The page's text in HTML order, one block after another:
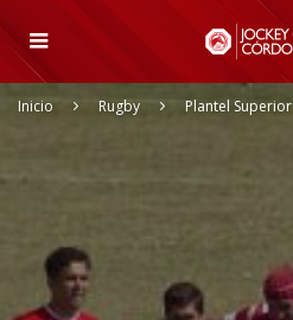
Inicio Rugby Plantel Superior